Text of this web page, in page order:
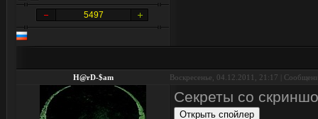
5497
H@rD-$am Воскресенье, 04.12.2011, 21:17 |
Секреты со